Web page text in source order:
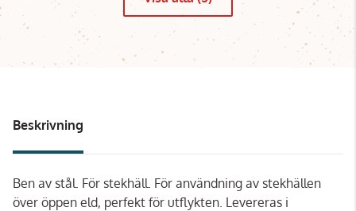
Beskrivning
Ben av stål. För stekhäll. För användning av stekhällen
över öppen eld, perfekt för utflykten. Levereras i